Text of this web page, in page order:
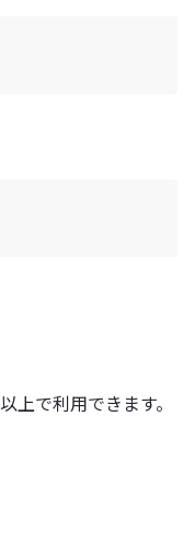
上で利用できます。